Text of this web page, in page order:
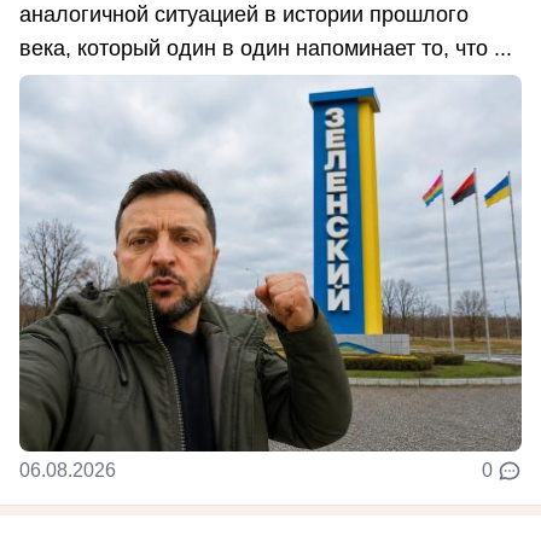
аналогичной ситуацией в истории прошлого
века, который один в один напоминает то, что ...
06.08.2026 0